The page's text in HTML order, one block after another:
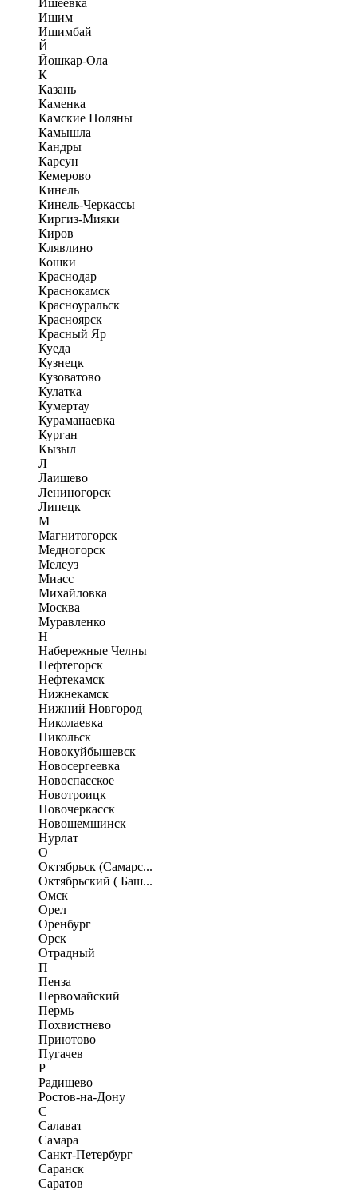
Ишеевка
Ишим
Ишимбай
Й
Йошкар-Ола
К
Казань
Каменка
Камские Поляны
Камышла
Кандры
Карсун
Кемерово
Кинель
Кинель-Черкассы
Киргиз-Мияки
Киров
Клявлино
Кошки
Краснодар
Краснокамск
Красноуральск
Красноярск
Красный Яр
Куеда
Кузнецк
Кузоватово
Кулатка
Кумертау
Кураманаевка
Курган
Кызыл
Л
Лаишево
Лениногорск
Липецк
М
Магнитогорск
Медногорск
Мелеуз
Миасс
Михайловка
Москва
Муравленко
Н
Набережные Челны
Нефтегорск
Нефтекамск
Нижнекамск
Нижний Новгород
Николаевка
Никольск
Новокуйбышевск
Новосергеевка
Новоспасское
Новотроицк
Новочеркасск
Новошемшинск
Нурлат
О
Октябрьск (Самарс...
Октябрьский ( Баш...
Омск
Орел
Оренбург
Орск
Отрадный
П
Пенза
Первомайский
Пермь
Похвистнево
Приютово
Пугачев
Р
Радищево
Ростов-на-Дону
С
Салават
Самара
Санкт-Петербург
Саранск
Саратов